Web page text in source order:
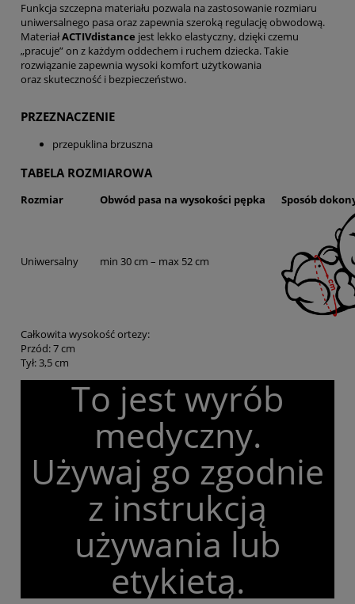
Funkcja szczepna materiału pozwala na zastosowanie rozmiaru
uniwersalnego pasa oraz zapewnia szeroką regulację obwodową.
MateriałACTIVdistance jest lekko elastyczny, dzięki czemu
„pracuje” on z każdym oddechem i ruchem dziecka. Takie
rozwiązanie zapewnia wysoki komfort użytkowania
oraz skuteczność i bezpieczeństwo.
PRZEZNACZENIE
przepuklina brzuszna
TABELA ROZMIAROWA
Rozmiar Obwód pasa na wysokości pępka Sposób
Uniwersalny min 30 cm – max 52 cm
Całkowita wysokość ortezy:
Przód: 7 cm
Tył: 3,5 cm
To jest wyrób
medyczny.
Używaj go zgodnie
z instrukcją
używania lub
etykietą.